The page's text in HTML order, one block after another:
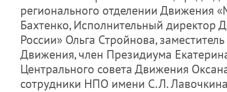
регионального отделении Движения
Бахтенко, Исполнительный директор
России» Ольга Стройнова,
Движения, член Президиума
Центрального совета Движения
сотрудники НПО имени С.Л.